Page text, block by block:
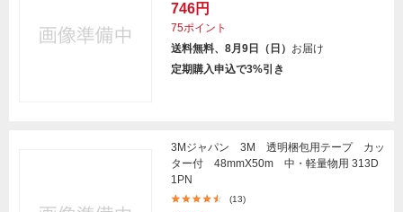
746円
75ポイント
送料無料、8月9日（日） お届け
定期購入申込で3%引き
3Mジャパン 3M 透明梱包用テープ カッ
ター付 48mmX50m 中・軽量物用 313D
1PN
(13)